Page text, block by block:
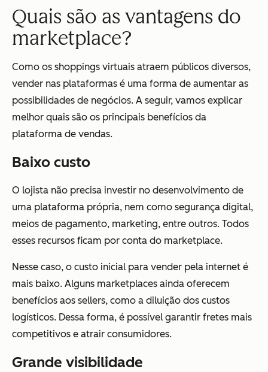
Quais são as vantagens do
marketplace?
Como os shoppings virtuais atraem públicos diversos,
vender nas plataformas é uma forma de aumentar as
possibilidades de negócios. A seguir, vamos explicar
melhor quais são os principais benefícios da
plataforma de vendas.
Baixo custo
O lojista não precisa investir no desenvolvimento de
uma plataforma própria, nem como segurança digital,
meios de pagamento, marketing, entre outros. Todos
esses recursos ficam por conta do marketplace.
Nesse caso, o custo inicial para vender pela internet é
mais baixo. Alguns marketplaces ainda oferecem
benefícios aos sellers, como a diluição dos custos
logísticos. Dessa forma, é possível garantir fretes mais
competitivos e atrair consumidores.
Grande visibilidade